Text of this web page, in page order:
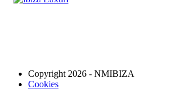
Copyright 2026 - NMIBIZA
Cookies